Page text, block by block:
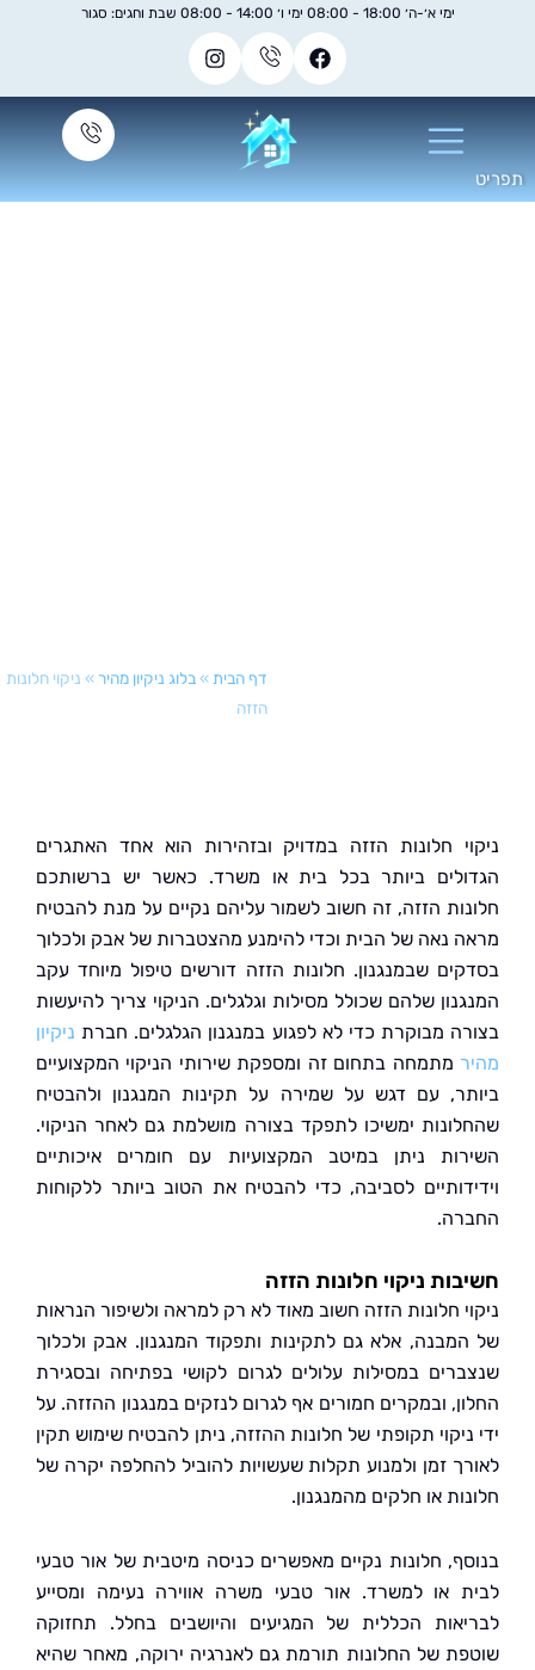
»בלוג ניקיון מהיר »ניקוי חלונות
חלונות הזזה במדויק ובזהירות הוא אחד האתגרים
ביותר בכל בית או משרד. כאשר יש ברשותכם
הזזה, זה חשוב לשמור עליהם נקיים על מנת להבטיח
נאה של הבית וכדי להימנע מהצטברות של אבק ולכלוך
שבמנגנון. חלונות הזזה דורשים טיפול מיוחד עקב
שלהם שכולל מסילות וגלגלים. הניקוי צריך להיעשות
מבוקרת כדי לא לפגוע במנגנון הגלגלים. חברתניקיון
מתמחה בתחום זה ומספקת שירותי הניקוי המקצועיים
עם דגש על שמירה על תקינות המנגנון ולהבטיח
ימשיכו לתפקד בצורה מושלמת גם לאחר הניקוי.
ניתן במיטב המקצועיות עם חומרים איכותיים
לסביבה, כדי להבטיח את הטוב ביותר ללקוחות
ניקוי חלונות הזזה
חלונות הזזה חשוב מאוד לא רק למראה ולשיפור הנראות
אלא גם לתקינות ותפקוד המנגנון. אבק ולכלוך
במסילות עלולים לגרום לקושי בפתיחה ובסגירת
ובמקרים חמורים אף לגרום לנזקים במנגנון ההזזה. על
תקופתי של חלונות ההזזה, ניתן להבטיח שימוש תקין
זמן ולמנוע תקלות שעשויות להוביל להחלפה יקרה של
או חלקים מהמנגנון.
חלונות נקיים מאפשרים כניסה מיטבית של אור טבעי
או למשרד. אור טבעי משרה אווירה נעימה ומסייע
הכללית של המגיעים והיושבים בחלל. תחזוקה
של החלונות תורמת גם לאנרגיה ירוקה, מאחר שהיא